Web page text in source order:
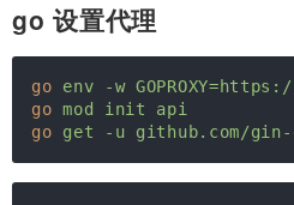
go 设置代理
go
env -w
go mod init api
go
get -u github.com/